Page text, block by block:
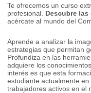
Te ofrecemos un curso
profesional. Descubre
acércate al mundo del
Aprende a analizar la
estrategias que permitan
Profundiza en las
adquiere los
interés es que esta
estudiante actualmente
trabajadores activos en el